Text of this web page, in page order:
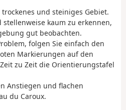
und steiniges Gebiet.
stellenweise kaum zu erkennen,
gut beobachten.
folgen Sie einfach den
Markierungen auf den
zu Zeit die Orientierungstafel
Anstiegen und flachen
du Caroux.